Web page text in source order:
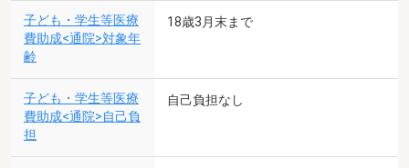
子ども・学生等医療
費助成<通院>対象年
齢
18歳3月末まで
子ども・学生等医療
費助成<通院>自己負
担
自己負担なし